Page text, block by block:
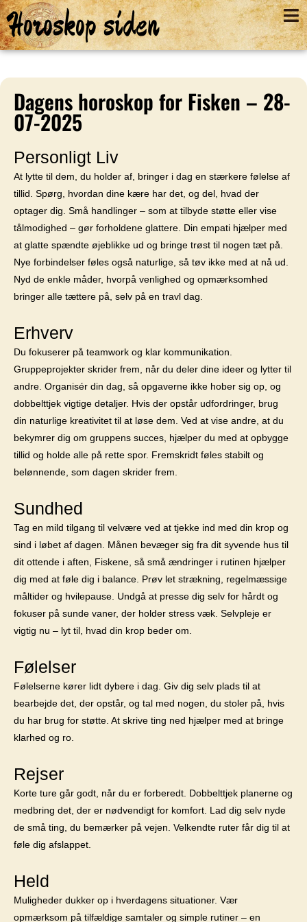
Horoskop siden
Dagens horoskop for Fisken – 28-
07-2025
Personligt Liv
At lytte til dem, du holder af, bringer i dag en stærkere følelse af
tillid. Spørg, hvordan dine kære har det, og del, hvad der
optager dig. Små handlinger – som at tilbyde støtte eller vise
tålmodighed – gør forholdene glattere. Din empati hjælper med
at glatte spændte øjeblikke ud og bringe trøst til nogen tæt på.
Nye forbindelser føles også naturlige, så tøv ikke med at nå ud.
Nyd de enkle måder, hvorpå venlighed og opmærksomhed
bringer alle tættere på, selv på en travl dag.
Erhverv
Du fokuserer på teamwork og klar kommunikation.
Gruppeprojekter skrider frem, når du deler dine ideer og lytter til
andre. Organisér din dag, så opgaverne ikke hober sig op, og
dobbelttjek vigtige detaljer. Hvis der opstår udfordringer, brug
din naturlige kreativitet til at løse dem. Ved at vise andre, at du
bekymrer dig om gruppens succes, hjælper du med at opbygge
tillid og holde alle på rette spor. Fremskridt føles stabilt og
belønnende, som dagen skrider frem.
Sundhed
Tag en mild tilgang til velvære ved at tjekke ind med din krop og
sind i løbet af dagen. Månen bevæger sig fra dit syvende hus til
dit ottende i aften, Fiskene, så små ændringer i rutinen hjælper
dig med at føle dig i balance. Prøv let strækning, regelmæssige
måltider og hvilepause. Undgå at presse dig selv for hårdt og
fokuser på sunde vaner, der holder stress væk. Selvpleje er
vigtig nu – lyt til, hvad din krop beder om.
Følelser
Følelserne kører lidt dybere i dag. Giv dig selv plads til at
bearbejde det, der opstår, og tal med nogen, du stoler på, hvis
du har brug for støtte. At skrive ting ned hjælper med at bringe
klarhed og ro.
Rejser
Korte ture går godt, når du er forberedt. Dobbelttjek planerne og
medbring det, der er nødvendigt for komfort. Lad dig selv nyde
de små ting, du bemærker på vejen. Velkendte ruter får dig til at
føle dig afslappet.
Held
Muligheder dukker op i hverdagens situationer. Vær
opmærksom på tilfældige samtaler og simple rutiner – en